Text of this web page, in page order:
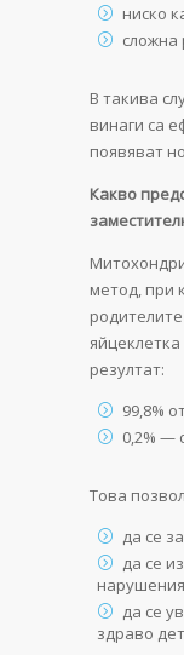
ниско
сложна
В такива
винаги са
появяват
Какво
метод, при
резултат:
99,8%
0,2% —
Това
да се
да се
нарушения
да се
здраво